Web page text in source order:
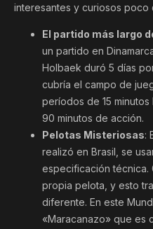
interesantes y curiosos
El partido más largo
un partido en
Holbaek duró 5 días
cubría el campo de
períodos de 15
90 minutos de acción.
Pelotas Misteriosas:
realizó en Brasil, se
especificación técnica.
propia pelota, y esto
diferente. En este
«Maracanazo» que es